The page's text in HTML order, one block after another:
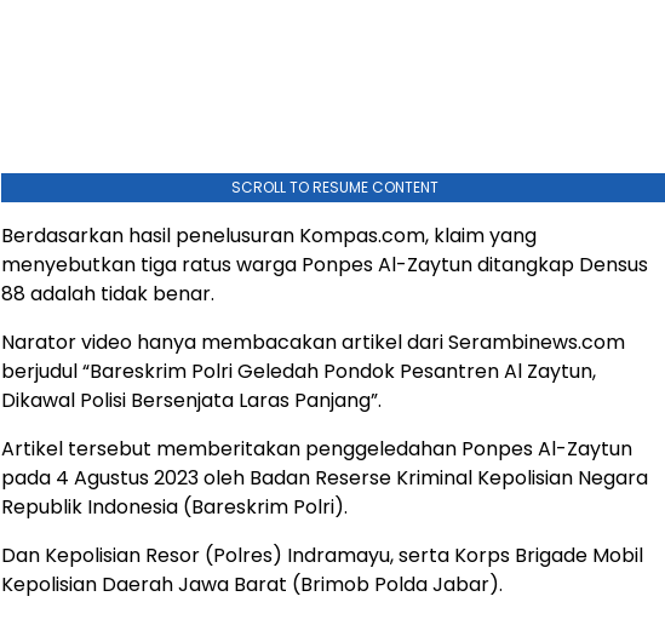
SCROLL TO RESUME CONTENT
Berdasarkan hasil penelusuran Kompas.com, klaim yang
menyebutkan tiga ratus warga Ponpes Al-Zaytun ditangkap Densus
88 adalah tidak benar.
Narator video hanya membacakan artikel dari Serambinews.com
berjudul “Bareskrim Polri Geledah Pondok Pesantren Al Zaytun,
Dikawal Polisi Bersenjata Laras Panjang”.
Artikel tersebut memberitakan penggeledahan Ponpes Al-Zaytun
pada 4 Agustus 2023 oleh Badan Reserse Kriminal Kepolisian Negara
Republik Indonesia (Bareskrim Polri).
Dan Kepolisian Resor (Polres) Indramayu, serta Korps Brigade Mobil
Kepolisian Daerah Jawa Barat (Brimob Polda Jabar).